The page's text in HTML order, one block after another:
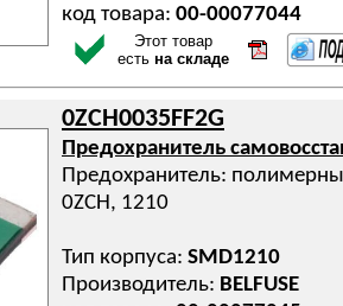
код товара: 00-00077044
Этот товар
есть на складе
0ZCH0035FF2G
Предохранитель
Предохранитель:
0ZCH, 1210
Тип корпуса: SMD1210
Производитель: BELFUSE